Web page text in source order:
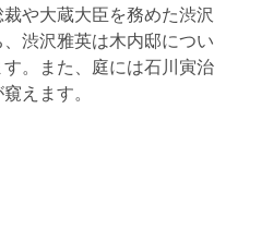
や大蔵大臣を務めた渋沢
渋沢雅英は木内邸につい
。また、庭には石川寅治
えます。